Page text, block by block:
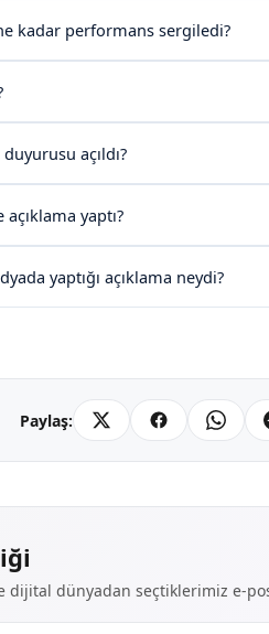
kadar performans sergiledi?
açıldı?
yaptı?
yaptığı açıklama neydi?
Paylaş:
dijital dünyadan seçtiklerimiz e-